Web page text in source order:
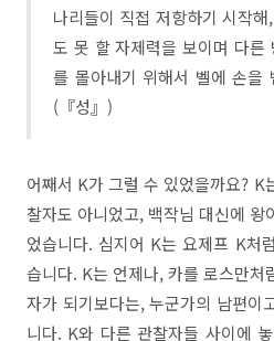
나리들이 직접 저항하기 시작
도 못 할 자제력을 보이며 다른
를 몰아내기 위해서 벨에 손을
(『성』)
어째서 K가 그럴 수 있었을까요? K
찰자도 아니었고, 백작님 대신에 왕
었습니다. 심지어 K는 요제프 K처
습니다. K는 언제나, 카를 로스만처
자가 되기보다는, 누군가의 남편이
니다. K와 다른 관찰자들 사이에